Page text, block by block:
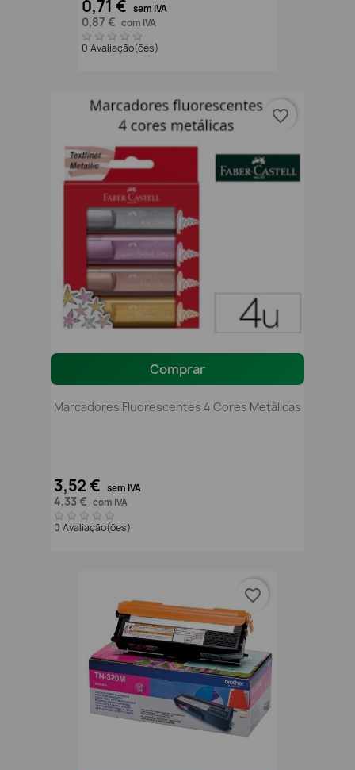
0,71 € sem IVA
0,87 € com IVA
0 Avaliação(ões)
Comprar
Marcadores Fluorescentes 4 Cores Metálicas
3,52 € sem IVA
4,33 € com IVA
0 Avaliação(ões)
favorite_border
favorite_border